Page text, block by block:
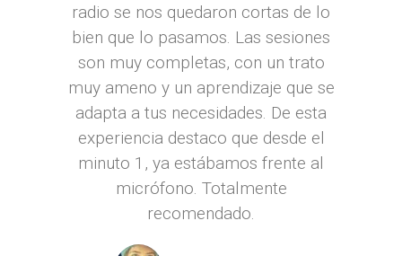
radio se nos quedaron cortas de lo
bien que lo pasamos. Las sesiones
son muy completas, con un trato
muy ameno y un aprendizaje que se
adapta a tus necesidades. De esta
experiencia destaco que desde el
minuto 1, ya estábamos frente al
micrófono. Totalmente
recomendado.